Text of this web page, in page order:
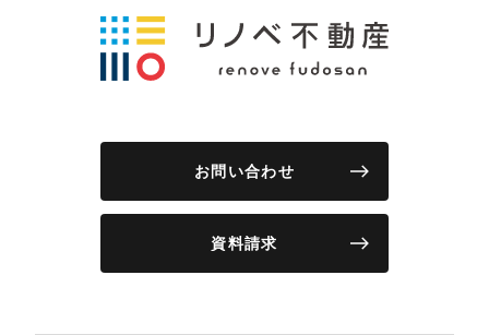
お問い合わせ
資料請求